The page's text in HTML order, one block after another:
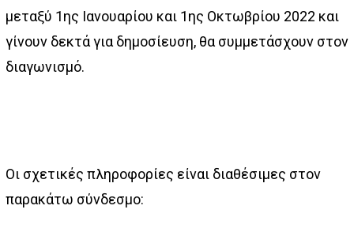
μεταξύ 1ης Ιανουαρίου και 1ης Οκτωβρίου 2022 και
γίνουν δεκτά για δημοσίευση, θα συμμετάσχουν στον
διαγωνισμό.
Οι σχετικές πληροφορίες είναι διαθέσιμες στον
παρακάτω σύνδεσμο: